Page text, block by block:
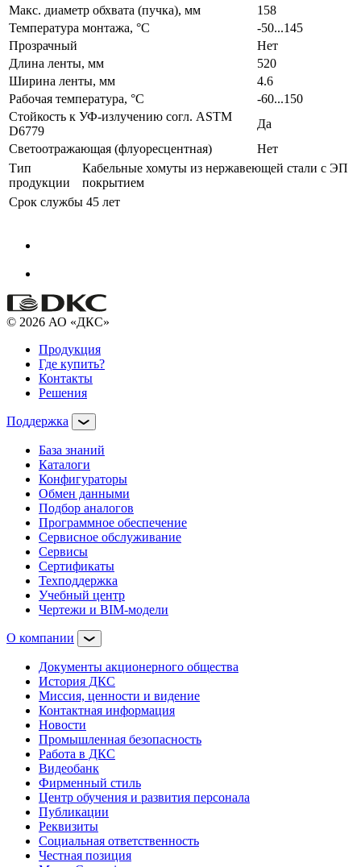
Макс. диаметр обхвата (пучка), мм
158
Температура монтажа, °C
-50...145
Прозрачный
Нет
Длина ленты, мм
520
Ширина ленты, мм
4.6
Рабочая температура, °C
-60...150
Стойкость к УФ-излучению согл. ASTM
D6779
Да
Светоотражающая (флуоресцентная)
Нет
Тип
продукции
Кабельные хомуты из нержавеющей стали с ЭП
покрытием
Срок службы 45 лет
© 2026 АО «ДКС»
Продукция
Где купить?
Контакты
Решения
Поддержка
База знаний
Каталоги
Конфигураторы
Обмен данными
Подбор аналогов
Программное обеспечение
Сервисное обслуживание
Сервисы
Сертификаты
Техподдержка
Учебный центр
Чертежи и BIM-модели
О компании
Документы акционерного общества
История ДКС
Миссия, ценности и видение
Контактная информация
Новости
Промышленная безопасность
Работа в ДКС
Видеобанк
Фирменный стиль
Центр обучения и развития персонала
Публикации
Реквизиты
Социальная ответственность
Честная позиция